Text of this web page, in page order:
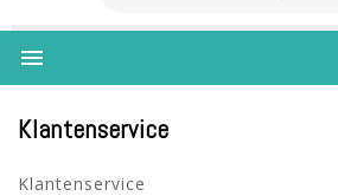
Klantenservice
Klantenservice